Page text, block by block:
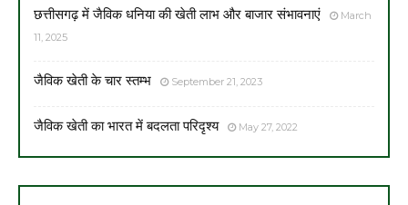
छत्तीसगढ़ में जैविक धनिया की खेती लाभ और बाजार संभावनाएं
March
11, 2025
जैविक खेती के चार स्तम्भ September 21, 2023
जैविक खेती का भारत में बदलता परिदृश्य May 27, 2022